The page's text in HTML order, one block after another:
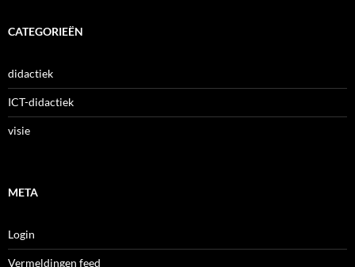
CATEGORIEËN
didactiek
ICT-didactiek
visie
META
Login
Vermeldingen feed